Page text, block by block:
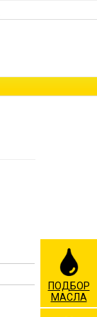
ПОДБОР
МАСЛА